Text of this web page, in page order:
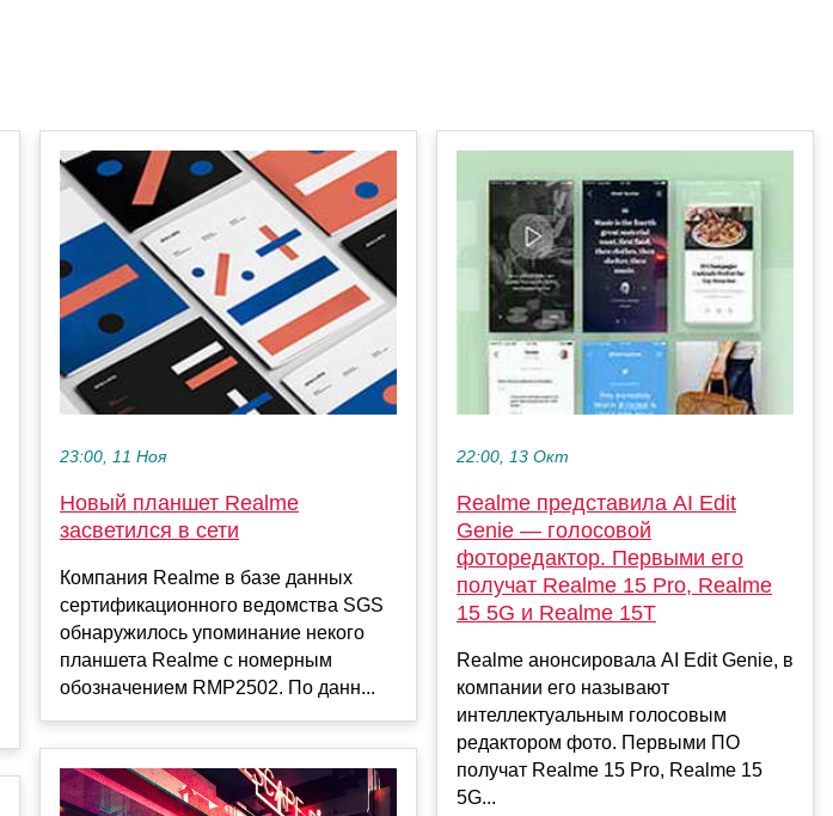
23:00, 11 Ноя
Новый планшет Realme
засветился в сети
Компания Realme в базе данных
сертификационного ведомства SGS
обнаружилось упоминание некого
планшета Realme с номерным
обозначением RMP2502. По данн...
22:00, 13 Окт
Realme представила AI Edit
Genie — голосовой
фоторедактор. Первыми его
получат Realme 15 Pro, Realme
15 5G и Realme 15T
Realme анонсировала AI Edit Genie, в
компании его называют
интеллектуальным голосовым
редактором фото. Первыми ПО
получат Realme 15 Pro, Realme 15
5G...